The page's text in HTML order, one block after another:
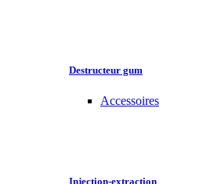
Destructeur gum
Accessoires
Injection-extraction